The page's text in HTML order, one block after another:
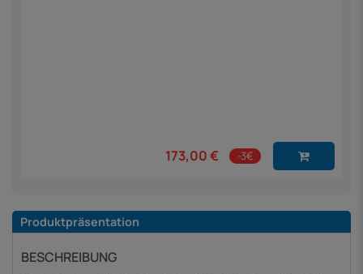
173,00 € -3€
Produktpräsentation
BESCHREIBUNG